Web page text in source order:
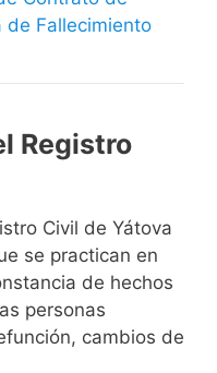
de Fallecimiento
Registro
Civil de Yátova
se practican en
de hechos
personas
cambios de